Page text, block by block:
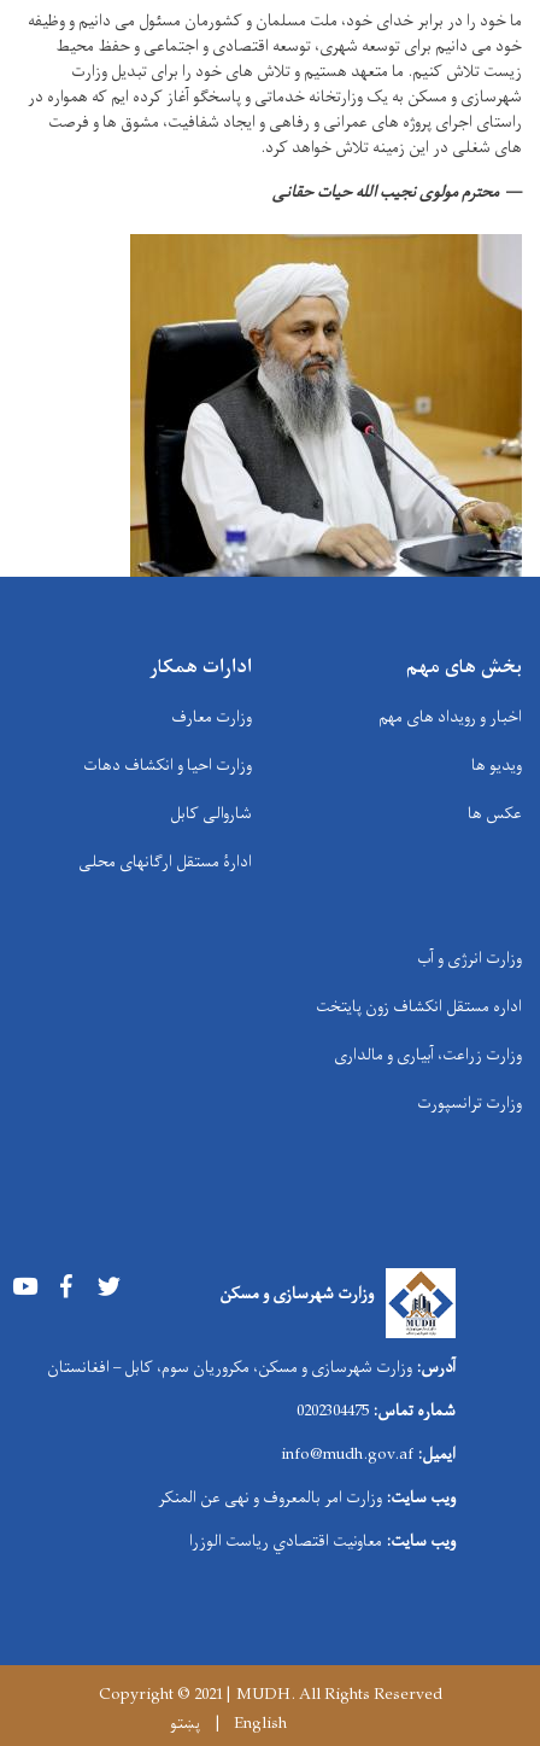
ما خود را در برابر خدای خود، ملت مسلمان و کشورمان مسئول می دانیم و وظیفه
خود می دانیم برای توسعه شهری، توسعه اقتصادی و اجتماعی و حفظ محیط
زیست تلاش کنیم. ما متعهد هستیم و تلاش های خود را برای تبدیل وزارت
شهرسازی و مسکن به یک وزارتخانه خدماتی و پاسخگو آغاز کرده ایم که همواره در
راستای اجرای پروژه های عمرانی و رفاهی و ایجاد شفافیت، مشوق ها و فرصت
های شغلی در این زمینه تلاش خواهد کرد.
محترم مولوی نجیب الله حیات حقانی
بخش های مهم
اخبار و رویداد های مهم
ویدیو ها
عکس ها
ادارات همکار
وزارت معارف
وزارت احیا و انکشاف دهات
شاروالی کابل
ادارۀ مستقل ارگانهای محلی
وزارت انرژی و آب
اداره مستقل انکشاف زون پایتخت
وزارت زراعت، آبیاری و مالداری
وزارت ترانسپورت
وزارت شهرسازی و مسکن Youtube Facebook
آدرس: وزارت شهرسازی و مسکن، مکروریان سوم، کابل – افغانستان
شماره تماس:
ایمیل: info@mudh.gov.af
ویب سایت: وزارت امر بالمعروف و نهی عن المنکر
ویب سایت: معاونیت اقتصادي ریاست الوزرا
Copyright © 2021 | MUDH. All Rights Reserved
English
پښتو